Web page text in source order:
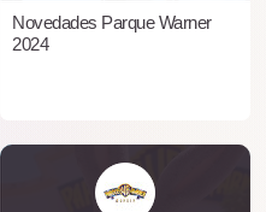
Novedades Parque Warner
2024